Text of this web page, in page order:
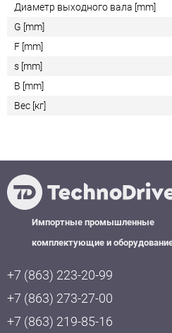
Диаметр выходного вала [mm]
G [mm]
F [mm]
s [mm]
B [mm]
Вес [кг]
Импортные промышленные
комплектующие и
+7 (863) 223-20-99
+7 (863) 273-27-00
+7 (863) 219-85-16